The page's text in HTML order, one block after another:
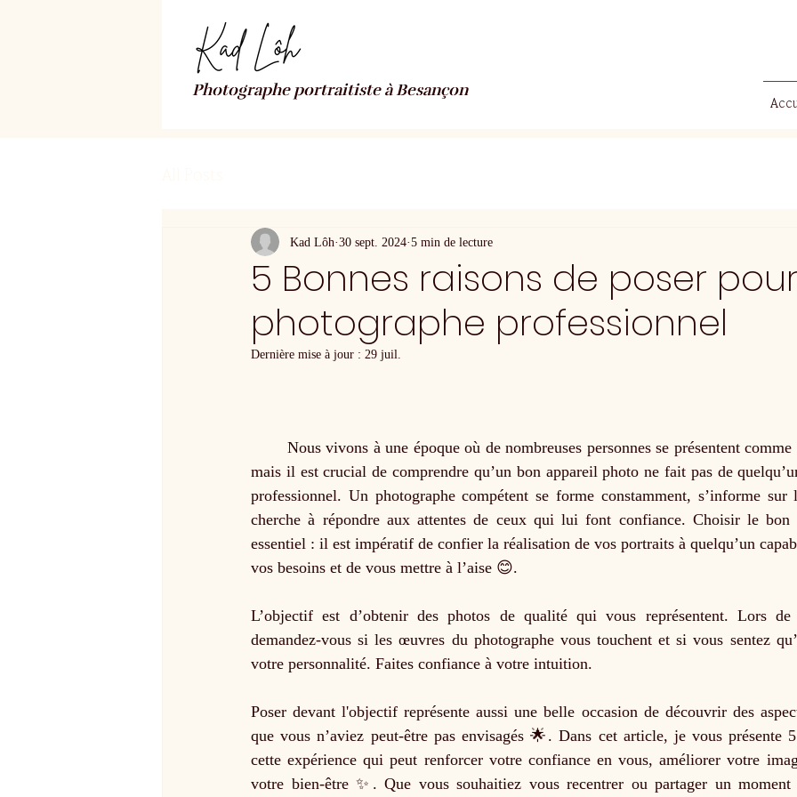
​​Photographe portraitiste à Besançon
5 Bonnes raisons de poser
photographe professionnel
Kad Lôh 30 sept. 2024 5 min de lecture
Dernière mise à jour : 29 juil.
mais il est crucial de comprendre qu’un bon appareil photo ne fait pas de
professionnel. Un photographe compétent se forme constamment, s’informe sur
cherche à répondre aux attentes de ceux qui lui font confiance. Choisir le bon
essentiel : il est impératif de confier la réalisation de vos portraits à quelqu’un
vos besoins et de vous mettre à l’aise 😊.
L’objectif est d’obtenir des photos de qualité qui vous représentent. Lors de
demandez-vous si les œuvres du photographe vous touchent et si vous sentez
votre personnalité. Faites confiance à votre intuition.
Poser devant l'objectif représente aussi une belle occasion de découvrir des
que vous n’aviez peut-être pas envisagés 🌟. Dans cet article, je vous présente
cette expérience qui peut renforcer votre confiance en vous, améliorer votre
votre bien-être ✨. Que vous souhaitiez vous recentrer ou partager un moment